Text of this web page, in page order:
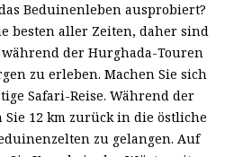
Beduinenleben ausprobiert?
besten aller Zeiten, daher sind
der Hurghada-Touren
zu erleben. Machen Sie sich
Safari-Reise. Während der
12 km zurück in die östliche
zu gelangen. Auf